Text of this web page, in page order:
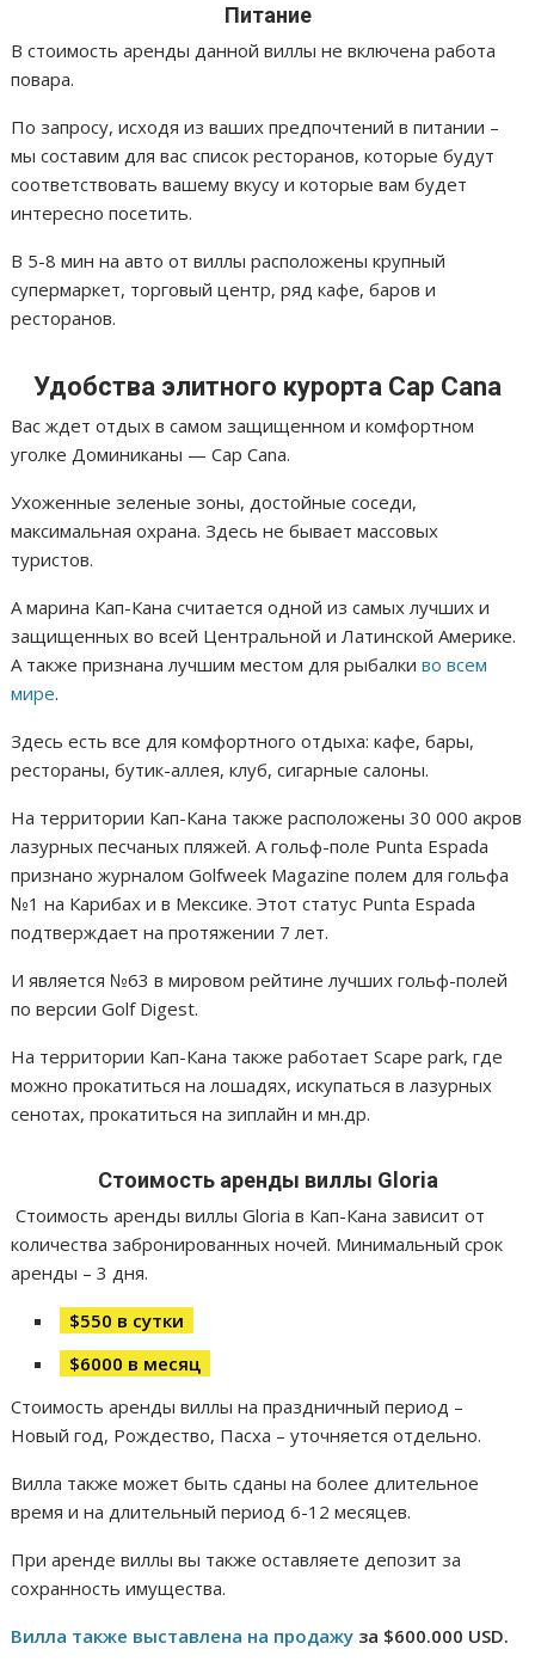
Питание
В стоимость аренды данной виллы не включена работа
повара.
По запросу, исходя из ваших предпочтений в питании –
мы составим для вас список ресторанов, которые будут
соответствовать вашему вкусу и которые вам будет
интересно посетить.
В 5-8 мин на авто от виллы расположены крупный
супермаркет, торговый центр, ряд кафе, баров и
ресторанов.
Удобства элитного курорта Cap Cana
Вас ждет отдых в самом защищенном и комфортном
уголке Доминиканы — Cap Cana.
Ухоженные зеленые зоны, достойные соседи,
максимальная охрана. Здесь не бывает массовых
туристов.
А марина Кап-Кана считается одной из самых лучших и
защищенных во всей Центральной и Латинской Америке.
А также признана лучшим местом для рыбалкиво всем
мире.
Здесь есть все для комфортного отдыха: кафе, бары,
рестораны, бутик-аллея, клуб, сигарные салоны.
На территории Кап-Кана также расположены 30 000 акров
лазурных песчаных пляжей. А гольф-поле Punta Espada
признано журналом Golfweek Magazine полем для гольфа
№1 на Карибах и в Мексике. Этот статус Punta Espada
подтверждает на протяжении 7 лет.
И является №63 в мировом рейтине лучших гольф-полей
по версии Golf Digest.
На территории Кап-Кана также работает Scape park, где
можно прокатиться на лошадях, искупаться в лазурных
сенотах, прокатиться на зиплайн и мн.др.
Стоимость аренды виллы Gloria
Стоимость аренды виллы Gloria в Кап-Каназависит от
количества забронированных ночей. Минимальный срок
аренды – 3 дня.
$550 в сутки
$6000 в месяц
Стоимость аренды виллы на праздничный период –
Новый год, Рождество, Пасха – уточняется отдельно.
Вилла также может быть сданы на более длительное
время и на длительный период 6-12 месяцев.
При аренде виллы вы также оставляете депозит за
сохранность имущества.
Вилла также выставлена на продажу за $600.000 USD.